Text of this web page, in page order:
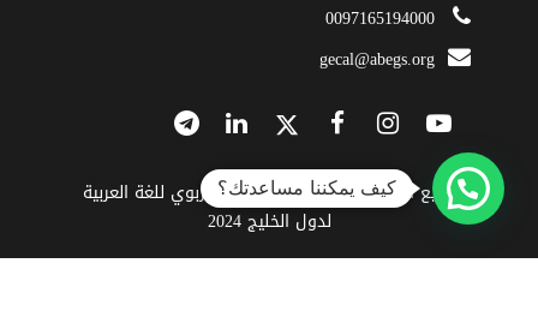
0097165194000
gecal@abegs.org
جميع الحقوق محفوظة © للمركز التربوي للغة العربية
لدول الخليج 2024
كيف يمكننا مساعدتك؟